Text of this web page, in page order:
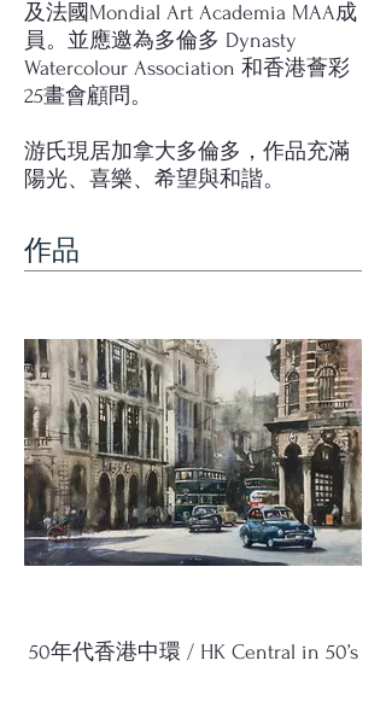
及法國Mondial Art Academia MAA成
員。並應邀為多倫多 Dynasty
Watercolour Association 和香港薈彩
25畫會顧問。
游氏現居加拿大多倫多，作品充滿
陽光、喜樂、希望與和諧。
作品
50年代香港中環 / HK Central in 50’s